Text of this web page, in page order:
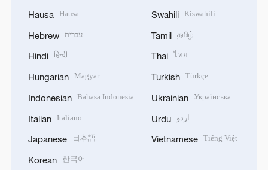
Hausa Hausa
Hebrew עברית
Hindi हिन्दी
Hungarian Magyar
Indonesian Bahasa Indonesia
Italian Italiano
Japanese 日本語
Korean 한국어
Swahili Kiswahili
Tamil தமிழ்
Thai ไทย
Turkish Türkçe
Ukrainian Українська
Urdu اردو
Vietnamese Tiếng Việt